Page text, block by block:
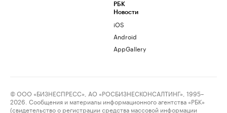
РБК
Новости
iOS
Android
AppGallery
© ООО «БИЗНЕСПРЕСС», АО «РОСБИЗНЕСКОНСАЛТИНГ», 1995–
2026. Сообщения и материалы информационного агентства «РБК»
(свидетельство о регистрации средства массовой информации